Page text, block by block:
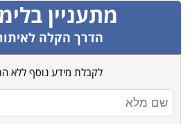
מתעניין
הדרך הקלה
לקבלת מידע נוסף ללא